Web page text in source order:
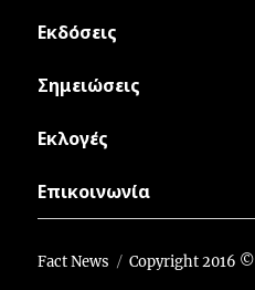
Εκδόσεις
Σημειώσεις
Εκλογές
Επικοινωνία
Fact News Copyright 2016 ©